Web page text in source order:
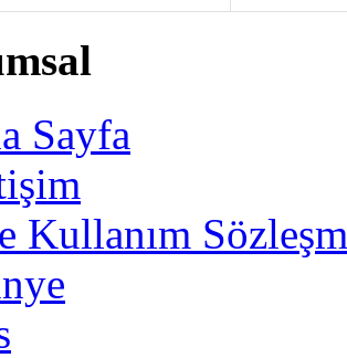
Sayfa
Kullanım